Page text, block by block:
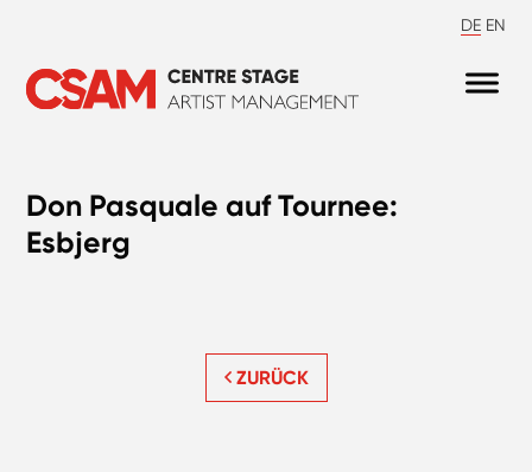
DE EN
Don Pasquale auf Tournee:
Esbjerg
ZURÜCK